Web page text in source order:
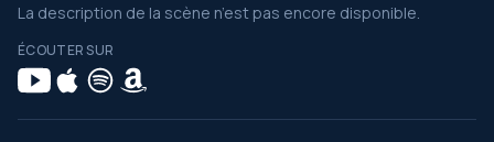
La description de la scène n’est pas encore disponible.
ÉCOUTER SUR